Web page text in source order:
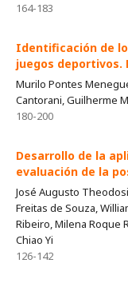
164-183
Identificación de
juegos
Murilo Pontes
Cantorani, Guilherme
180-200
Desarrollo de la
evaluación de la
José Augusto
Freitas de Souza,
Ribeiro, Milena Roque
Chiao Yi
126-142